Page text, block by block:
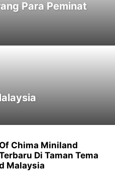
Para Peminat
Chima Miniland
Di Taman Tema
Malaysia